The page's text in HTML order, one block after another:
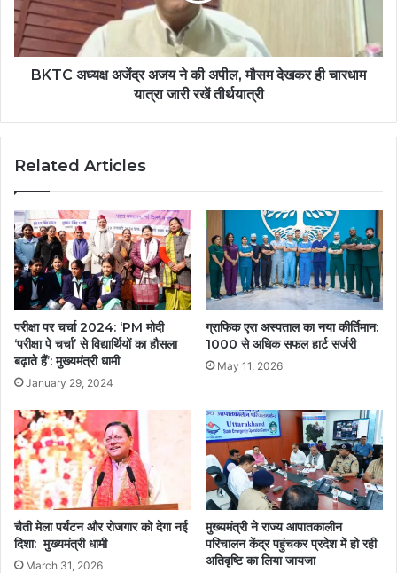
BKTC अध्यक्ष अजेंद्र अजय ने की अपील, मौसम देखकर ही चारधाम
यात्रा जारी रखें तीर्थयात्री
Related Articles
परीक्षा पर चर्चा 2024: ‘PM मोदी
‘परीक्षा पे चर्चा’ से विद्यार्थियों का हौसला
बढ़ाते हैं’: मुख्यमंत्री धामी
January 29, 2024
ग्राफिक एरा अस्पताल का नया कीर्तिमान:
1000 से अधिक सफल हार्ट सर्जरी
May 11, 2026
चैती मेला पर्यटन और रोजगार को देगा नई
दिशा: मुख्यमंत्री धामी
March 31, 2026
मुख्यमंत्री ने राज्य आपातकालीन
परिचालन केंद्र पहुंचकर प्रदेश में हो रही
अतिवृष्टि का लिया जायजा